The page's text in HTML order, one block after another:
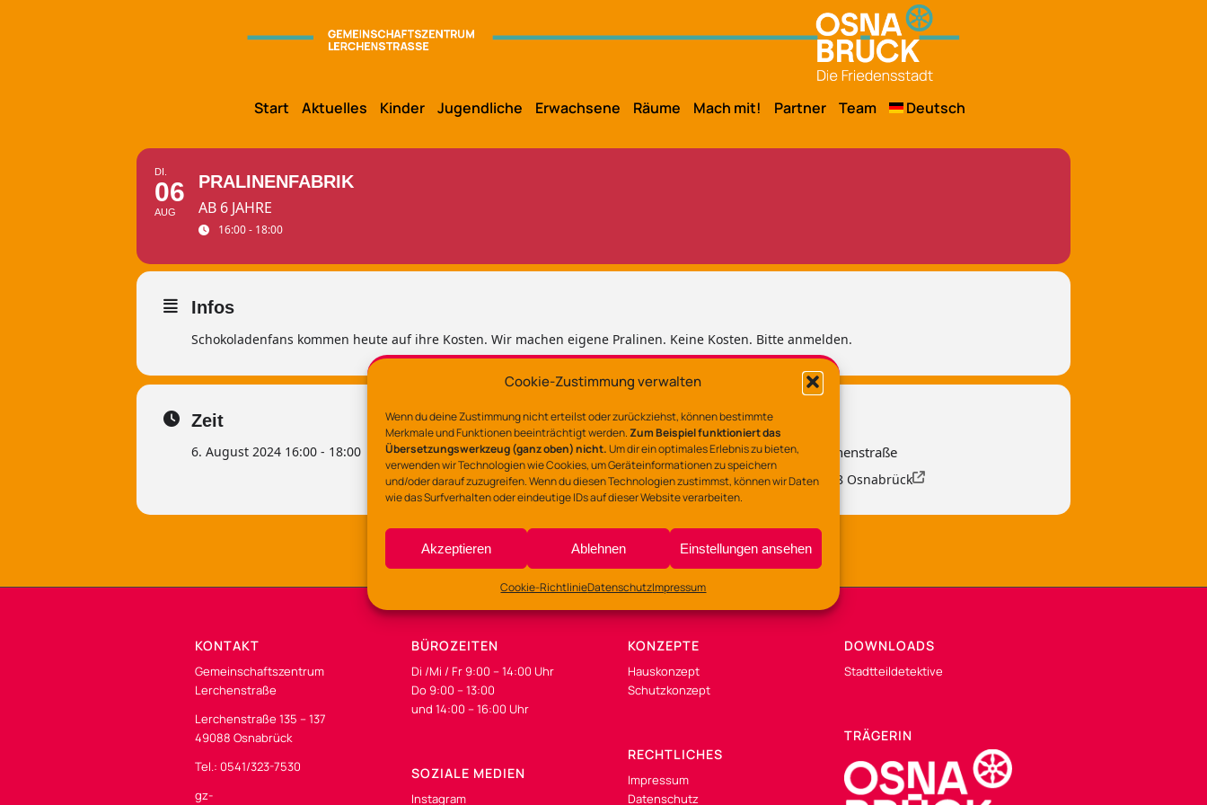
Cookie-Zustimmung verwalten
Wenn du deine Zustimmung nicht erteilst oder zurückziehst, können bestimmte
Merkmale und Funktionen beeinträchtigt werden.Zum Beispiel funktioniert das
Übersetzungswerkzeug (ganz oben) nicht.Um dir ein optimales Erlebnis zu bieten,
verwenden wir Technologien wie Cookies, um Geräteinformationen zu speichern
und/oder darauf zuzugreifen. Wenn du diesen Technologien zustimmst, können wir Daten
wie das Surfverhalten oder eindeutige IDs auf dieser Website verarbeiten.
Akzeptieren Ablehnen Einstellungen ansehen
Cookie-RichtlinieDatenschutzImpressum
Start Aktuelles Kinder Jugendliche Erwachsene Räume Mach mit! Partner Team Deutsch
DI.
06
AUG
PRALINENFABRIK
AB 6 JAHRE
16:00 - 18:00
Infos
Schokoladenfans kommen heute auf ihre Kosten. Wir machen eigene Pralinen. Keine Kosten. Bitte anmelden.
Zeit
6. August 2024 16:00 - 18:00
Ort
Gemeinschaftszentrum Lerchenstraße
Lerchenstraße 135-137, 49088 Osnabrück
KONTAKT
Gemeinschaftszentrum
Lerchenstraße
Lerchenstraße 135 – 137
49088 Osnabrück
Tel.: 0541/323-7530
gz-
BÜROZEITEN
Di /Mi / Fr 9:00 – 14:00 Uhr
Do 9:00 – 13:00
und 14:00 – 16:00 Uhr
SOZIALE MEDIEN
Instagram
KONZEPTE
Hauskonzept
Schutzkonzept
RECHTLICHES
Impressum
Datenschutz
DOWNLOADS
Stadtteildetektive
TRÄGERIN